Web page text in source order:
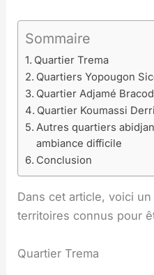
Sommaire
Quartier Trema
Quartiers Yopougon
Quartier Adjamé
Quartier Koumassi
Autres quartiers
ambiance difficile
Conclusion
Dans cet article, voici
territoires connus pour
Quartier Trema